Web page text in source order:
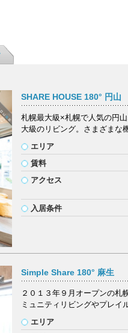
SHARE HOUSE 180° 円山
札幌最大級×札幌で人気の円
大級のリビング。さまざまな
エリア
賃料
アクセス
入居条件
Simple Share 180° 麻生
２０１３年９月オープンの札
ミュニティリビングやプレイ
エリア